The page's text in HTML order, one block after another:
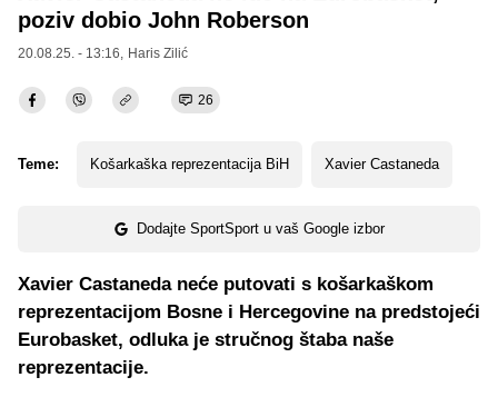
poziv dobio John Roberson
20.08.25. - 13:16, Haris Zilić
26
Teme: Košarkaška reprezentacija BiH Xavier Castaneda
Dodajte SportSport u vaš Google izbor
Xavier Castaneda neće putovati s košarkaškom
reprezentacijom Bosne i Hercegovine na predstojeći
Eurobasket, odluka je stručnog štaba naše
reprezentacije.